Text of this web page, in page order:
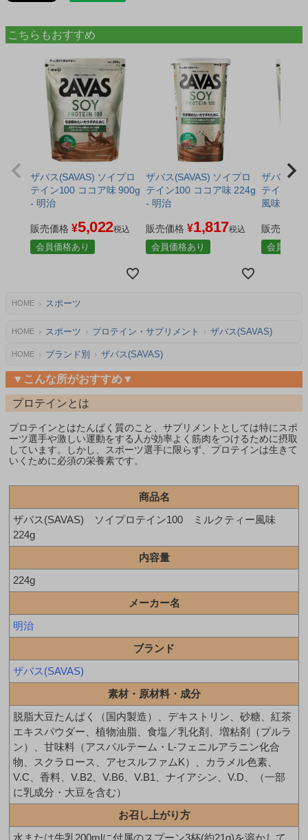
こちらもおすすめ
ザバス(SAVAS) ソイプロ
テイン100 ココア味 900g
- 明治
販売価格 ¥5,022税込
会員価格あり
ザバス(SAVAS) ソイプロ
テイン100 ココア味 224g
- 明治
販売価格 ¥1,817税込
会員価格あり
ザバス
テイン
風味 900g
販売価格
会員価格
HOME スポーツ
HOME スポーツ プロテイン・サプリメント ザバス(SAVAS)
HOME ブランド別 ザバス(SAVAS)
▼こんな所がおすすめ▼
プロテインとは
プロテインとはたんぱく質のこと、サプリメントとしては特にスポ
ーツ選手や激しい運動をする人が効率よく筋肉をつけるために摂取
しています。しかし、スポーツ選手に限らず、プロテインは生きて
いくために必須の栄養素です。
商品名
ザバス(SAVAS) ソイプロテイン100 ミルクティー風味
224g
内容量
224g
メーカー名
明治
ブランド
ザバス(SAVAS)
素材・原材料・成分
脱脂大豆たんぱく（国内製造）、デキストリン、砂糖、紅茶
エキスパウダー、植物油脂、食塩／乳化剤、増粘剤（プルラ
ン）、甘味料（アスパルテーム・L-フェニルアラニン化合
物、スクラロース、アセスルファムK）、カラメル色素、
V.C、香料、V.B2、V.B6、V.B1、ナイアシン、V.D、（一部
に乳成分・大豆を含む）
お召し上がり方
水または牛乳200mlに付属のスプーン3杯(約21g)を溶かして